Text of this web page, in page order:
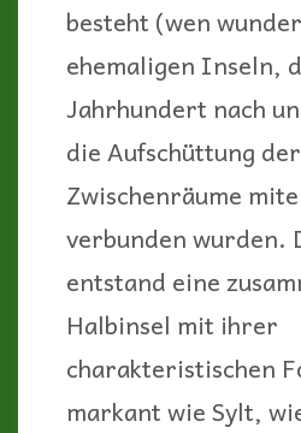
besteht (wen
ehemaligen Inseln,
Jahrhundert nach
die Aufschüttung
Zwischenräume
verbunden wurden.
entstand eine
Halbinsel mit ihrer
charakteristischen
markant wie Sylt,